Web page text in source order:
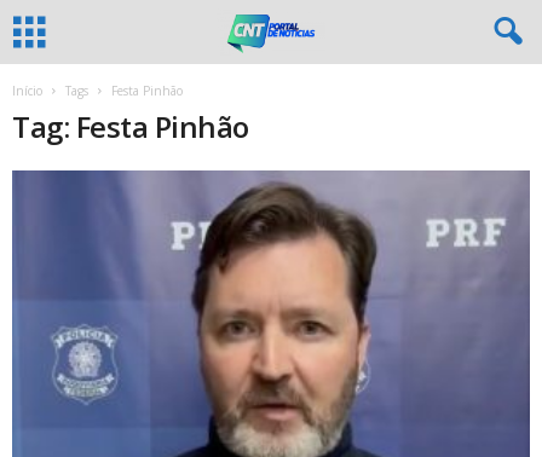
Início Tags Festa Pinhão
Tag: Festa Pinhão